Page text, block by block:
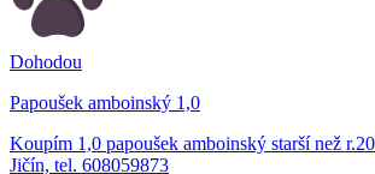
Dohodou
Papoušek amboinský 1,0
Koupím 1,0 papoušek amboinský starší než
Jičín, tel. 608059873